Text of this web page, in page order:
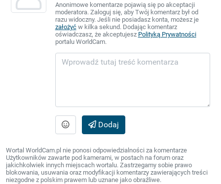
Anonimowe komentarze pojawią się po akceptacji
moderatora. Zaloguj się, aby Twój komentarz był od
razu widoczny. Jeśli nie posiadasz konta, możesz je
założyćw kilka sekund. Dodając komentarz
oświadczasz, że akceptujesz Polityką Prywatności
portalu WorldCam.
Dodaj
Wortal WorldCam.pl nie ponosi odpowiedzialności za komentarze
Użytkowników zawarte pod kamerami, w postach na forum oraz
jakichkolwiek innych miejscach wortalu. Zastrzegamy sobie prawo
blokowania, usuwania oraz modyfikacji komentarzy zawierających treści
niezgodne z polskim prawem lub uznane jako obraźliwe.